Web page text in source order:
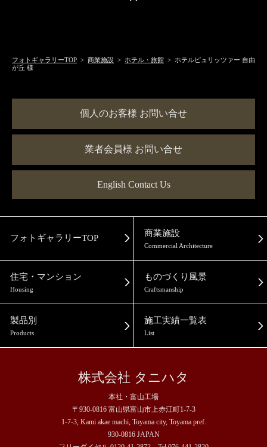
フォトギャラリーTOP > 商業施設 > ホテル・旅館 > ホテルピュリッツァー 自由
が丘 様
個人のお客様 お問い合せ
業者会員様 お問い合せ
English Contact Us
フォトギャラリーTOP 商業施設
Commercial Architecture
住宅・マンション
Housing
ものづくり風景
Craftsmanship
製品別
Products
施工実績一覧表
List
株式会社 タニハタ
本社・富山工場
〒930-0816 富山県富山市上赤江町1-7-3
1-7-3, Kami akae machi, Toyama city, Toyama pref.
930-0816 JAPAN